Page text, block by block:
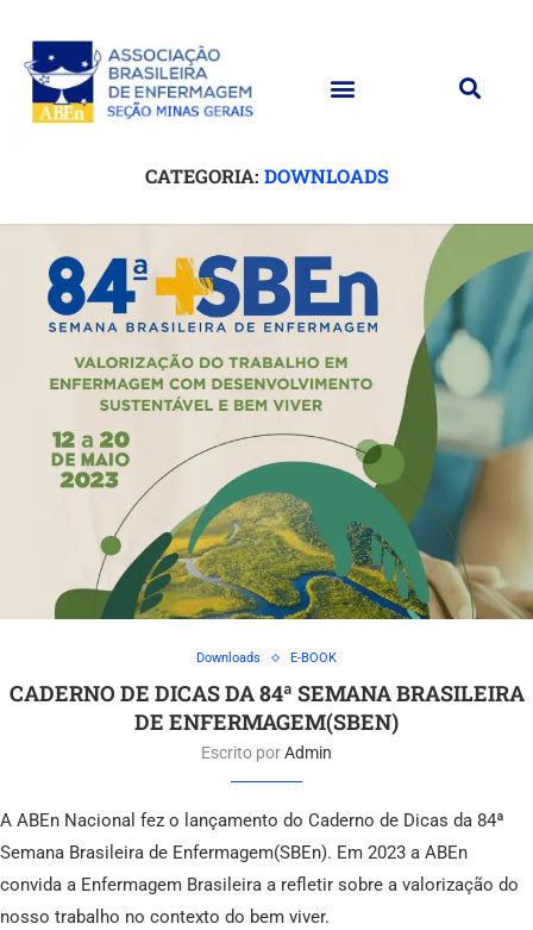
CATEGORIA: DOWNLOADS
Downloads E-BOOK
CADERNO DE DICAS DA 84ª SEMANA BRASILEIRA
DE ENFERMAGEM(SBEN)
Escrito porAdmin
A ABEn Nacional fez o lançamento do Caderno de Dicas da 84ª
Semana Brasileira de Enfermagem(SBEn). Em 2023 a ABEn
convida a Enfermagem Brasileira a refletir sobre a valorização do
nosso trabalho no contexto do bem viver.